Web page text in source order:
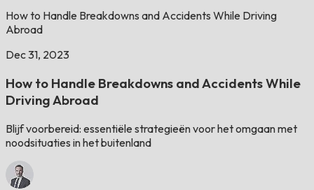
How to Handle Breakdowns and Accidents While Driving
Abroad
Dec 31, 2023
How to Handle Breakdowns and Accidents While
Driving Abroad
Blijf voorbereid: essentiële strategieën voor het omgaan met
noodsituaties in het buitenland